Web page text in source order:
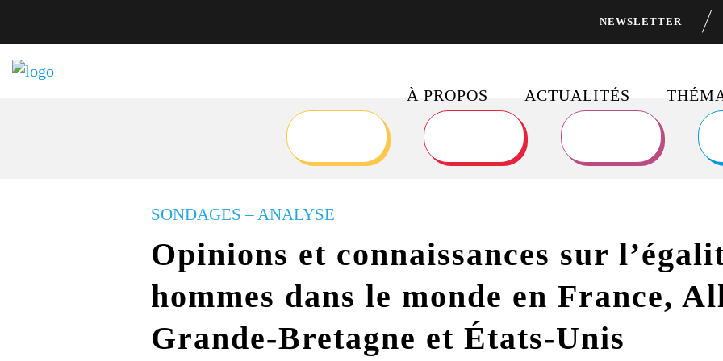
NEWSLETTER
À PROPOS
À PROPOS DE FOCUS 2030
FINANCEMENT
PARTENAIRES
NOUS RECRUTONS !
ACTUALITÉS
DERNIÈRES PUBLICATIONS
NEWSLETTERS DE FOCUS
SONDAGES – ANALYSE
Opinions et connaissances sur
hommes dans le monde en France,
Grande-Bretagne et États-Unis